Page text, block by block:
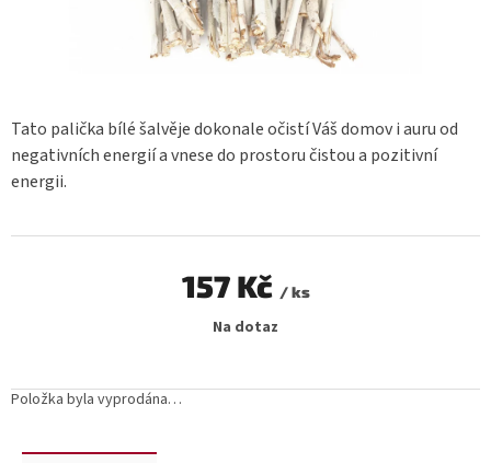
Položka byla vyprodána…
Tato palička bílé šalvěje dokonale očistí Váš domov i auru od
negativních energií a vnese do prostoru čistou a pozitivní
energii.
157 Kč / ks
cena:Na dotaz